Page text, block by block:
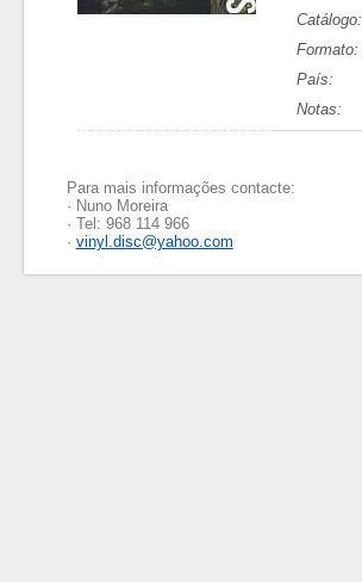
Catálogo:
Formato:
País:
Notas:
Para mais informações contacte:
· Nuno Moreira
· Tel: 968 114 966
· vinyl.disc@yahoo.com